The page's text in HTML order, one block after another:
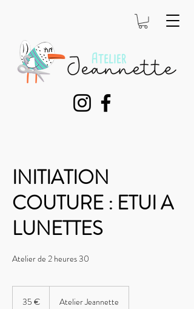
INITIATION
COUTURE : ETUI A
LUNETTES
Atelier de 2 heures 30
35 € Atelier Jeannette